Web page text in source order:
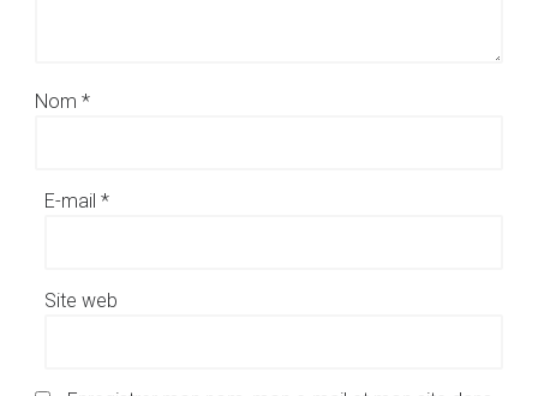
Nom *
E-mail *
Site web